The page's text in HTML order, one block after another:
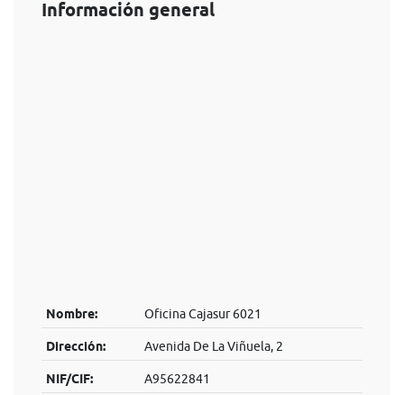
Información general
Nombre: Oficina Cajasur 6021
Dirección: Avenida De La Viñuela, 2
NIF/CIF: A95622841